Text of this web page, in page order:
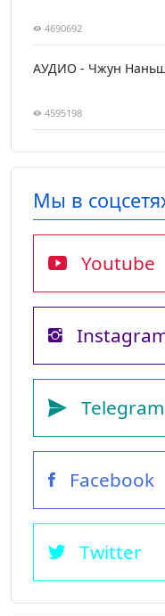
4690692
АУДИО - Чжун
4595198
Мы в
Youtube
Telegram
Facebook
Twitter